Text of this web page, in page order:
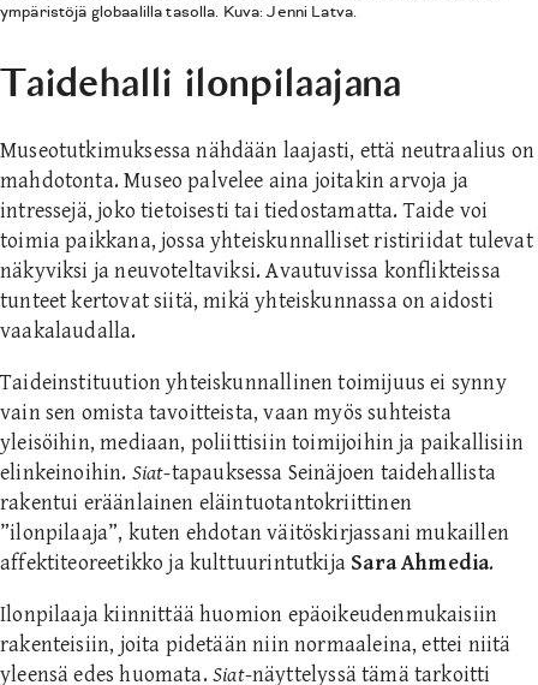
ympäristöjä globaalilla tasolla. Kuva: Jenni Latva.
Taidehalli ilonpilaajana
Museotutkimuksessa nähdään laajasti, että neutraalius on
mahdotonta. Museo palvelee aina joitakin arvoja ja
intressejä, joko tietoisesti tai tiedostamatta. Taide voi
toimia paikkana, jossa yhteiskunnalliset ristiriidat tulevat
näkyviksi ja neuvoteltaviksi. Avautuvissa konflikteissa
tunteet kertovat siitä, mikä yhteiskunnassa on aidosti
vaakalaudalla.
Taideinstituution yhteiskunnallinen toimijuus ei synny
vain sen omista tavoitteista, vaan myös suhteista
yleisöihin, mediaan, poliittisiin toimijoihin ja paikallisiin
elinkeinoihin. Siat-tapauksessa Seinäjoen taidehallista
rakentui eräänlainen eläintuotantokriittinen
”ilonpilaaja”, kuten ehdotan väitöskirjassani mukaillen
affektiteoreetikko ja kulttuurintutkija Sara Ahmedia.
Ilonpilaaja kiinnittää huomion epäoikeudenmukaisiin
rakenteisiin, joita pidetään niin normaaleina, ettei niitä
yleensä edes huomata. Siat-näyttelyssä tämä tarkoitti